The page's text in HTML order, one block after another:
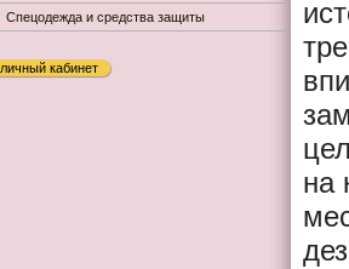
Cпецодежда и средства защиты
личный кабинет
на